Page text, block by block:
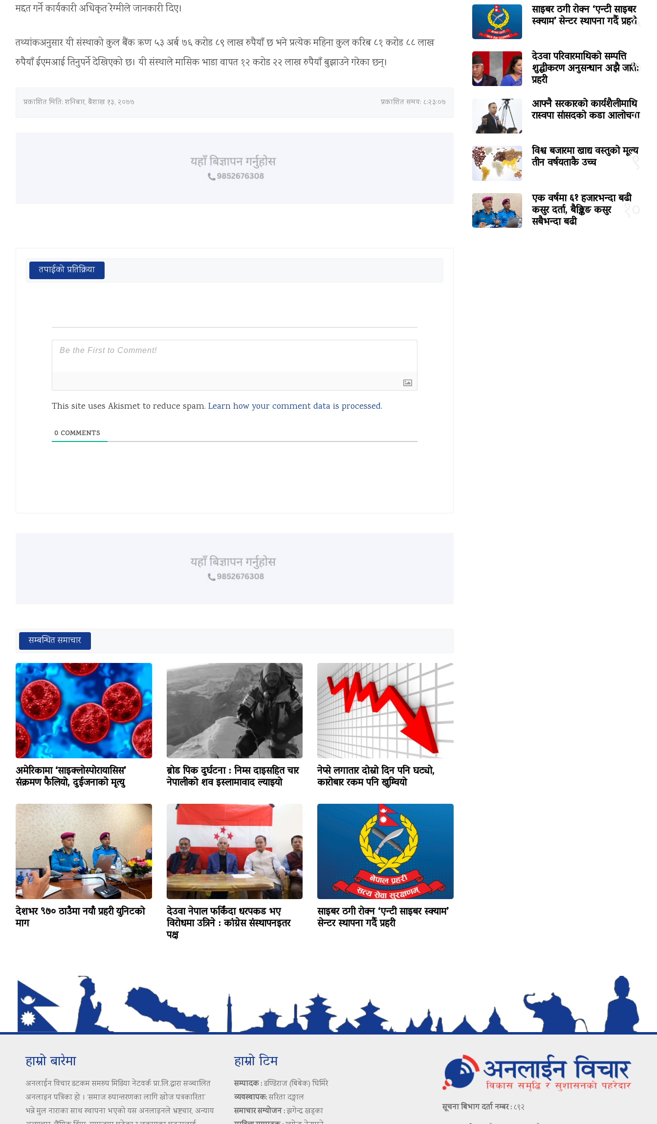
मद्दत गर्ने कार्यकारी अधिकृत रेग्मीले जानकारी दिए।
तथ्यांकअनुसार यी संस्थाको कुल बैंक ऋण ५३ अर्ब ७६ करोड ८९ लाख रुपैयाँ छ भने प्रत्येक महिना कुल करिब ८१ करोड ८८ लाख
रुपैयाँ ईएमआई तिनुपर्ने देखिएको छ। यी संस्थाले मासिक भाडा वापत १२ करोड २२ लाख रुपैयाँ बुझाउने गरेका छन्।
प्रकाशित मिति:शनिबार, बैशाख १३, २०७७ प्रकाशित समय: ८:२३:०७
तपाईको प्रतिक्रिया
This site uses Akismet to reduce spam. Learn how your comment data is processed.
0 COMMENTS
सम्बन्धित समाचार
अमेरिकामा ‘साइक्लोस्पोरायासिस’
संक्रमण फैलियो, दुईजनाको मृत्यु
ब्रोड पिक दुर्घटना : निम्स दाइसहित चार
नेपालीको शव इस्लामावाद ल्याइयो
नेप्से लगातार दोस्रो दिन पनि घट्यो,
कारोबार रकम पनि खुम्चियो
देशभर ९७० ठाउँमा नयाँ प्रहरी युनिटको
माग
देउवा नेपाल फर्किंदा धरपकड भए
विरोधमा उत्रिने : कांग्रेस संस्थापनइतर
पक्ष
साइबर ठगी रोक्न ‘एन्टी साइबर स्क्याम’
सेन्टर स्थापना गर्दै प्रहरी
६
साइबर ठगी रोक्न ‘एन्टी साइबर
स्क्याम’ सेन्टर स्थापना गर्दै प्रहरी
७
देउवा परिवारमाथिको सम्पत्ति
शुद्धीकरण अनुसन्धान अझै जारी:
प्रहरी
८
आफ्नै सरकारको कार्यशैलीमाथि
रास्वपा सांसदको कडा आलोचना
९
विश्व बजारमा खाद्य वस्तुको मूल्य
तीन वर्षयताकै उच्च
१०
एक वर्षमा ६१ हजारभन्दा बढी
कसुर दर्ता, बैङ्किङ कसुर
सबैभन्दा बढी
हाम्रो बारेमा
अनलाईन विचार डटकम समरुप मिडिया नेटवर्क प्रा.लि.द्वारा सञ्चालित
अनलाइन पत्रिका हो । ‘समाज रुपान्तरणका लागि खोज पत्रकारिता’
भन्ने मुल नाराका साथ स्थापना भएको यस अनलाइनले भ्रष्टचार, अन्याय
हाम्रो टिम
सम्पादक :डण्डिराज (बिबेक) घिमिरे
व्यवस्थापक:सरिता दङ्गाल
समाचार सम्योजन :झगेन्द्र खड्का
सूचना बिभाग दर्ता नम्बर : ८९२